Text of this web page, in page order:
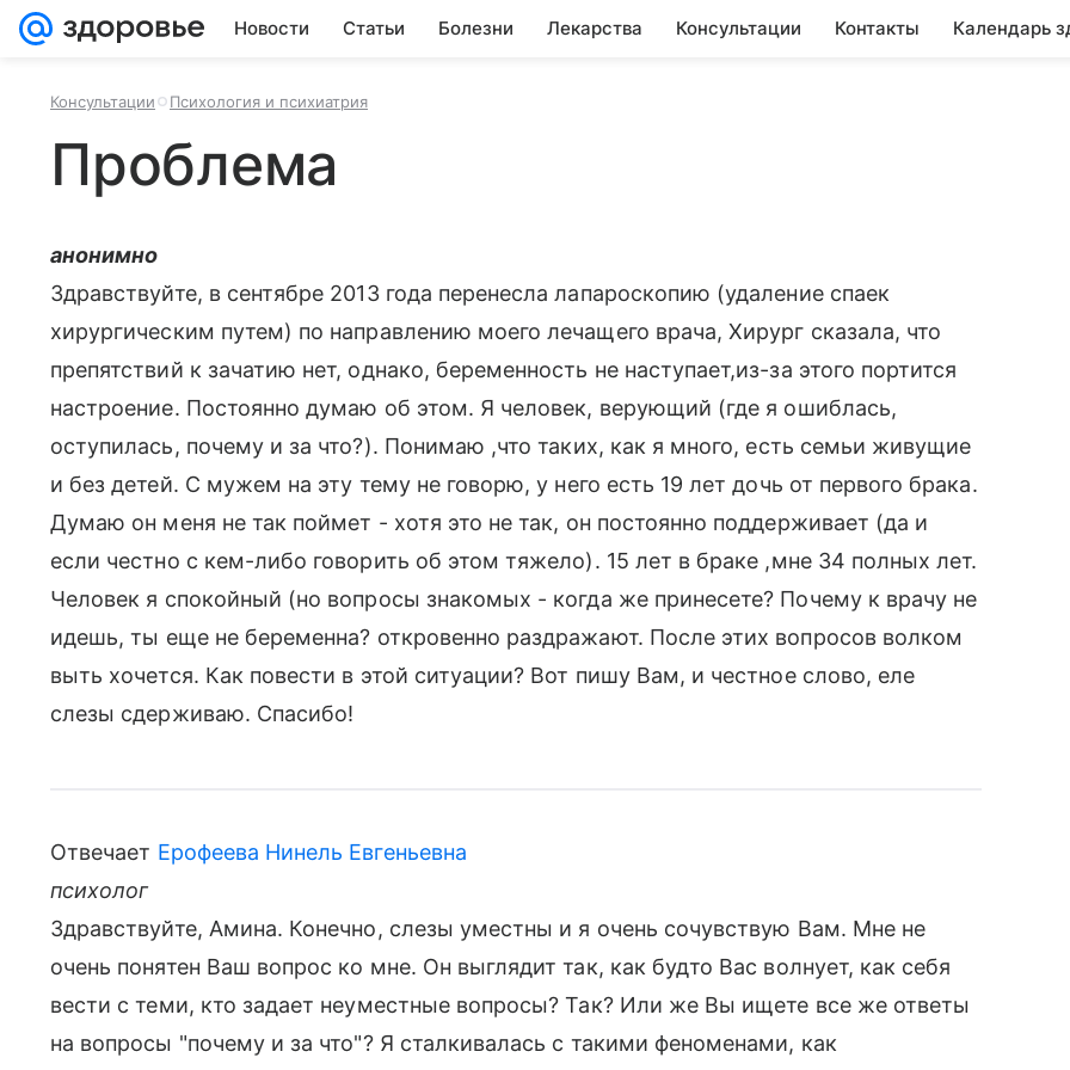
Новости Статьи Болезни Лекарства Консультации Контакты Календарь
Консультации Психология и психиатрия
Проблема
анонимно
Здравствуйте, в сентябре 2013 года перенесла лапароскопию (удаление спаек
хирургическим путем) по направлению моего лечащего врача, Хирург сказала, что
препятствий к зачатию нет, однако, беременность не наступает,из-за этого портится
настроение. Постоянно думаю об этом. Я человек, верующий (где я ошиблась,
оступилась, почему и за что?). Понимаю ,что таких, как я много, есть семьи живущие
и без детей. С мужем на эту тему не говорю, у него есть 19 лет дочь от первого брака.
Думаю он меня не так поймет - хотя это не так, он постоянно поддерживает (да и
если честно с кем-либо говорить об этом тяжело). 15 лет в браке ,мне 34 полных лет.
Человек я спокойный (но вопросы знакомых - когда же принесете? Почему к врачу не
идешь, ты еще не беременна? откровенно раздражают. После этих вопросов волком
выть хочется. Как повести в этой ситуации? Вот пишу Вам, и честное слово, еле
слезы сдерживаю. Спасибо!
Отвечает Ерофеева Нинель Евгеньевна
психолог
Здравствуйте, Амина. Конечно, слезы уместны и я очень сочувствую Вам. Мне не
очень понятен Ваш вопрос ко мне. Он выглядит так, как будто Вас волнует, как себя
вести с теми, кто задает неуместные вопросы? Так? Или же Вы ищете все же ответы
на вопросы "почему и за что"? Я сталкивалась с такими феноменами, как